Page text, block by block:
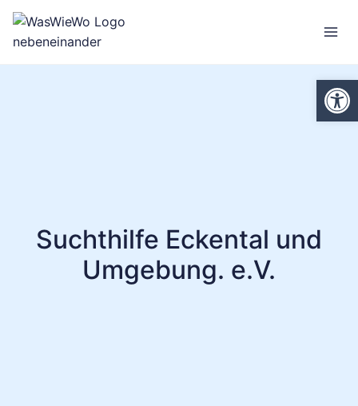
Zum
Inhalt
springen
Suchthilfe Eckental und
Umgebung. e.V.